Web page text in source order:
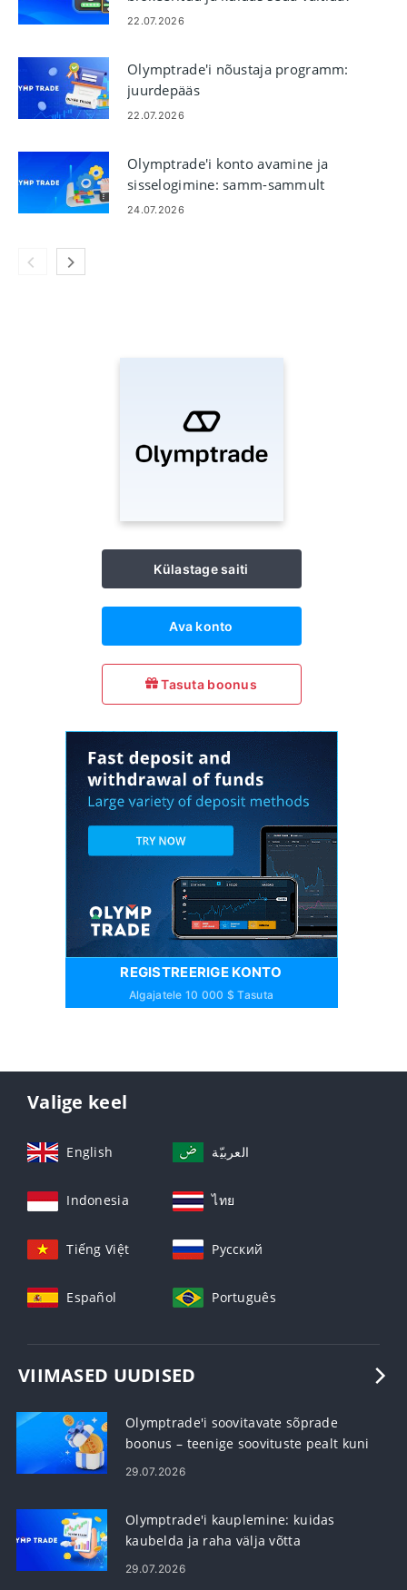
22.07.2026
Olymptrade'i nõustaja programm:
juurdepääs
vabakaubandussignaalidele
22.07.2026
Olymptrade'i konto avamine ja
sisselogimine: samm-sammult
juurdepääs
24.07.2026
Külastage saiti
Ava konto
Tasuta boonus
REGISTREERIGE KONTO
Algajatele 10 000 $ Tasuta
Valige keel
English العربيّة
Indonesia ไทย
Tiếng Việt Русский
Español Português
VIIMASED UUDISED
Olymptrade'i soovitavate sõprade
boonus – teenige soovituste pealt kuni
60% komisjonitasu
29.07.2026
Olymptrade'i kauplemine: kuidas
kaubelda ja raha välja võtta
29.07.2026